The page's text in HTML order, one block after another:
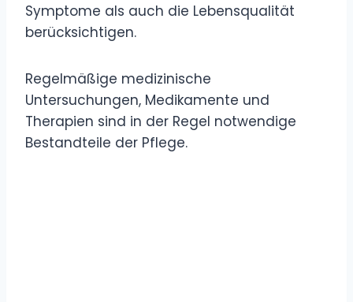
Symptome als auch die Lebensqualität
berücksichtigen.
Regelmäßige medizinische
Untersuchungen, Medikamente und
Therapien sind in der Regel notwendige
Bestandteile der Pflege.